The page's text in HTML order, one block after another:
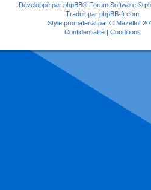
Développé par phpBB® Forum Software ©
Traduit par phpBB-fr.com
Style promaterial par © Mazeltof
Confidentialité| Conditions